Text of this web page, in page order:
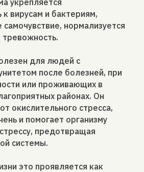
укрепляется
вирусам и бактериям,
нормализуется
тревожность.
для людей с
после болезней, при
или проживающих в
районах. Он
окислительного стресса,
и помогает организму
предотвращая
системы.
это проявляется как